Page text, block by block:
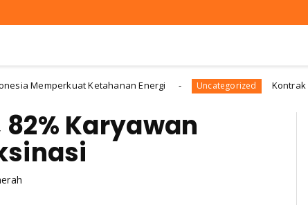
Ketahanan Energi Uncategorized Kontrak
Karyawan